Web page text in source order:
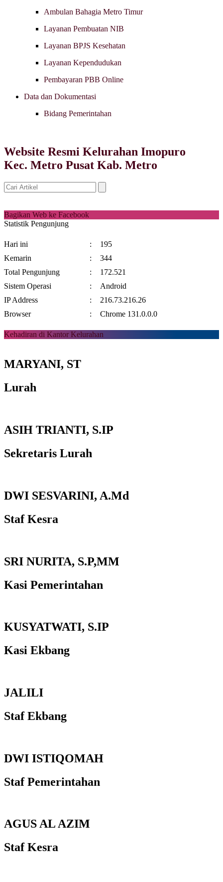
Ambulan Bahagia Metro Timur
Layanan Pembuatan NIB
Layanan BPJS Kesehatan
Layanan Kependudukan
Pembayaran PBB Online
Data dan Dokumentasi
Bidang Pemerintahan
Website Resmi Kelurahan Imopuro
Kec. Metro Pusat Kab. Metro
Bagikan Web ke Facebook
Statistik Pengunjung
Hari ini :
195
Kemarin
:
344
Total Pengunjung
:
172.521
Sistem Operasi
:
Android
IP Address
:
216.73.216.26
Browser
: Chrome 131.0.0.0
Kehadiran di Kantor Kelurahan
MARYANI, ST
Lurah
ASIH TRIANTI, S.IP
Sekretaris Lurah
DWI SESVARINI, A.Md
Staf Kesra
SRI NURITA, S.P,MM
Kasi Pemerintahan
KUSYATWATI, S.IP
Kasi Ekbang
JALILI
Staf Ekbang
DWI ISTIQOMAH
Staf Pemerintahan
AGUS AL AZIM
Staf Kesra